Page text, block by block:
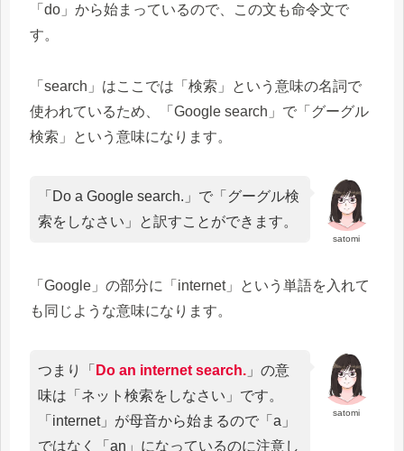
「do」から始まっているので、この文も命令文で
す。
「search」はここでは「検索」という意味の名詞で
使われているため、「Google search」で「グーグル
検索」という意味になります。
satomi
「Do a Google search.」で「グーグル検
索をしなさい」と訳すことができます。
「Google」の部分に「internet」という単語を入れて
も同じような意味になります。
satomi
つまり「 Do an internet search. 」の意
味は「ネット検索をしなさい」です。
「internet」が母音から始まるので「a」
ではなく「an」になっているのに注意し